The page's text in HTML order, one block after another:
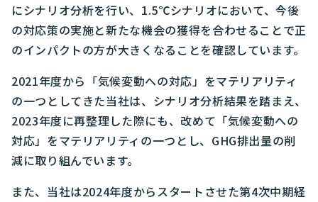
にシナリオ分析を行い、1.5℃シナリオにおいて、今後
の対応策の実施と新たな機会の獲得を合わせることで正
のインパクトの方が大きくなることを確認しています。
2021年度から「気候変動への対応」をマテリアリティ
の一つとしてきた当社は、シナリオ分析結果を踏まえ、
2023年度に再整理した際にも、改めて「気候変動への
対応」をマテリアリティの一つとし、GHG排出量の削
減に取り組んでいます。
また、当社は2024年度からスタートさせた第4次中期経